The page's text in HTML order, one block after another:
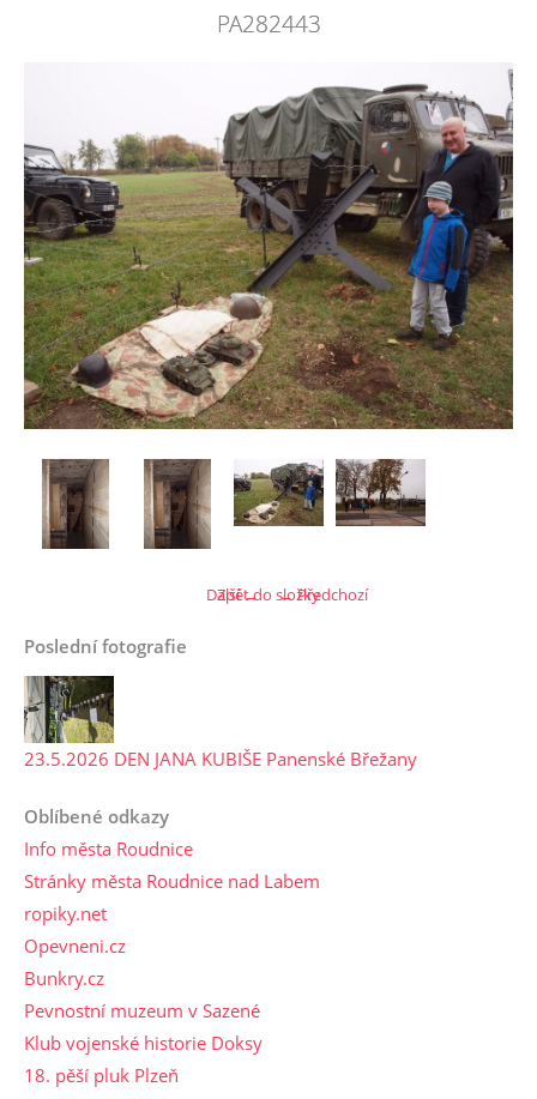
PA282443
← Předchozí
Další →
Zpět do složky
Poslední fotografie
23.5.2026 DEN JANA KUBIŠE Panenské Břežany
Oblíbené odkazy
Info města Roudnice
Stránky města Roudnice nad Labem
ropiky.net
Opevneni.cz
Bunkry.cz
Pevnostní muzeum v Sazené
Klub vojenské historie Doksy
18. pěší pluk Plzeň